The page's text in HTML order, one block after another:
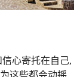
心寄托在自己,